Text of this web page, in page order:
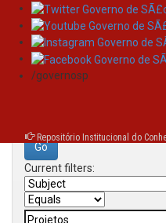
Skip
navigation
/governosp
Repositório Institucional do
Search
Search:
Current filters: